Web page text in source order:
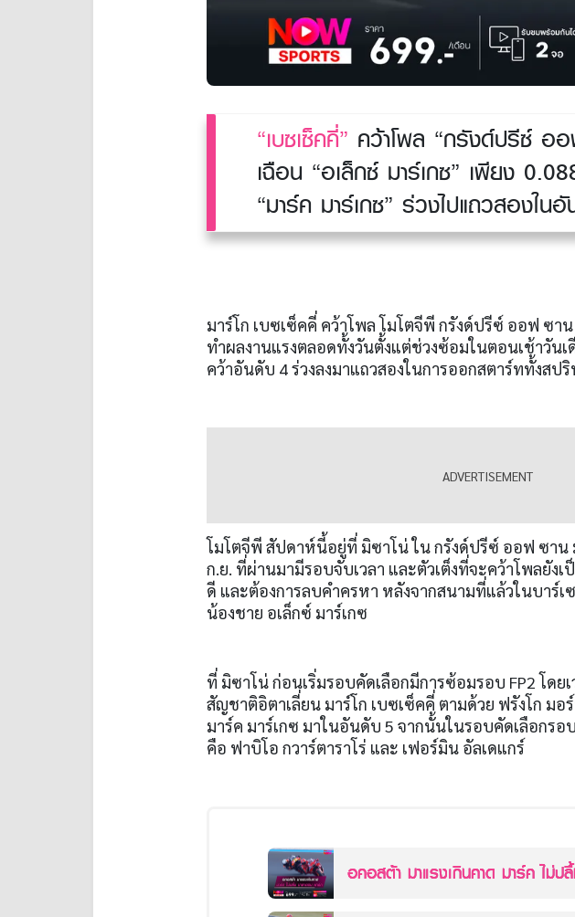
“เบซเซ็คคี่” คว้าโพล “กรังด์ปรีซ์ ออ
เฉือน “อเล็กซ์ มาร์เกซ” เพียง
“มาร์ค มาร์เกซ” ร่วงไปแถวสองใน
มาร์โก เบซเซ็คคี่ คว้าโพล โมโตจีพี กรังด์ปรีซ์ ออฟ ซา
ทำผลงานแรงตลอดทั้งวันตั้งแต่ช่วงซ้อมในตอนเช้าวัน
คว้าอันดับ 4 ร่วงลงมาแถวสองในการออกสตาร์ททั้งสป
โมโตจีพี สัปดาห์นี้อยู่ที่ มิซาโน่ ใน กรังด์ปรีซ์ ออฟ ซาน
ก.ย. ที่ผ่านมามีรอบจับเวลา และตัวเต็งที่จะคว้าโพลยังเ
ดี และต้องการลบคำครหา หลังจากสนามที่แล้วในบาร์เ
น้องชาย อเล็กซ์ มาร์เกซ
ที่ มิซาโน่ ก่อนเริ่มรอบคัดเลือกมีการซ้อมรอบ FP2 โดย
สัญชาติอิตาเลี่ยน มาร์โก เบซเซ็คคี่ ตามด้วย ฟรังโก มอ
มาร์ค มาร์เกซ มาในอันดับ 5 จากนั้นในรอบคัดเลือกรอ
คือ ฟาบิโอ กวาร์ตาราโร่ และ เฟอร์มิน อัลเดแกร์
อคอสต้า มาแรงเกินคาด มาร์ค ไม่ป